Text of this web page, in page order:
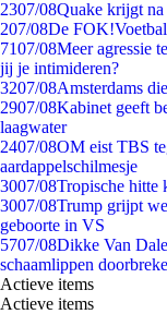
2307/08Quake krijgt
207/08De
7107/08Meer agressie
jij je intimideren?
3207/08Amsterdams
2907/08Kabinet geeft
laagwater
2407/08OM eist TBS
aardappelschilmesje
3007/08Tropische hitte
3007/08Trump grijpt
geboorte in VS
5707/08Dikke Van
schaamlippen
Actieve items
Actieve items